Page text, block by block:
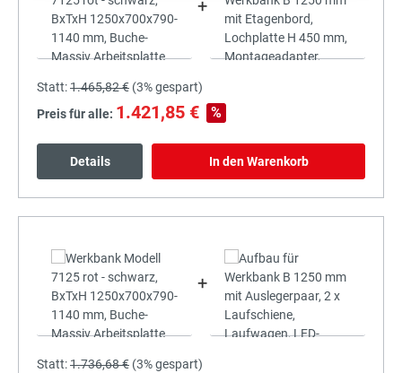
+
Statt:1.465,82 € (3%gespart)
Preis für alle: 1.421,85 € %
Details In den Warenkorb
+
Statt:1.736,68 € (3%gespart)